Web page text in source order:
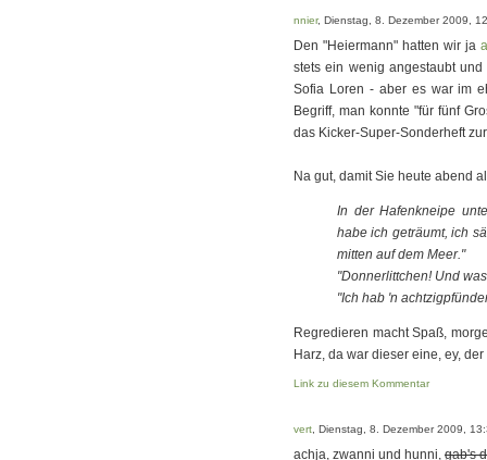
nnier, Dienstag, 8. Dezember 2009,
Den "Heiermann" hatten wir ja
stets ein wenig angestaubt
Sofia Loren - aber es war im
Begriff, man konnte "für fünf
das Kicker-Super-Sonderheft
Na gut, damit Sie heute abend
In der Hafenkneipe
habe ich geträumt, ich
mitten auf dem Meer."
"Donnerlittchen! Und
"Ich hab 'n
Regredieren macht Spaß,
Harz, da war dieser eine, ey,
Link zu diesem Kommentar
vert , Dienstag, 8. Dezember 2009,
achja, zwanni und hunni, gab's